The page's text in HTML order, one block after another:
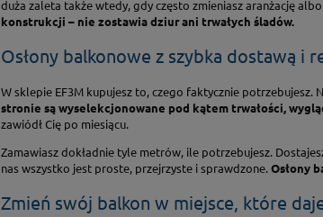
duża zaleta także wtedy, gdy często zmieniasz aranżację
konstrukcji – nie zostawia dziur ani trwałych śladów.
Osłony balkonowe z szybka dostawą i
W sklepie EF3M kupujesz to, czego faktycznie
stronie są wyselekcjonowane pod kątem trwałości,
zawiódł Cię po miesiącu.
Zamawiasz dokładnie tyle metrów, ile potrzebujesz.
nas wszystko jest proste, przejrzyste i sprawdzone.Osłony
Zmień swój balkon w miejsce, które